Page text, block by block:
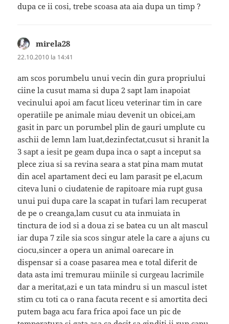
dupa ce ii cosi, trebe scoasa ata aia dupa un timp ?
mirela28
22.10.2010 la 14:41
am scos porumbelu unui vecin din gura propriului
ciine la cusut mama si dupa 2 sapt lam inapoiat
vecinului apoi am facut liceu veterinar tim in care
operatiile pe animale miau devenit un obicei,am
gasit in parc un porumbel plin de gauri umplute cu
aschii de lemn lam luat,dezinfectat,cusut si hranit la
3 sapt a iesit pe geam dupa inca o sapt a inceput sa
plece ziua si sa revina seara a stat pina mam mutat
din acel apartament deci eu lam parasit pe el,acum
citeva luni o ciudatenie de rapitoare mia rupt gusa
unui pui dupa care la scapat in tufari lam recuperat
de pe o creanga,lam cusut cu ata inmuiata in
tinctura de iod si a doua zi se batea cu un alt mascul
iar dupa 7 zile sia scos singur atele la care a ajuns cu
ciocu,sincer a opera un animal oarecare in
dispensar si a coase pasarea mea e total diferit de
data asta imi tremurau miinile si curgeau lacrimile
dar a meritat,azi e un tata mindru si un mascul istet
stim cu toti ca o rana facuta recent e si amortita deci
putem baga acu fara frica apoi face un pic de